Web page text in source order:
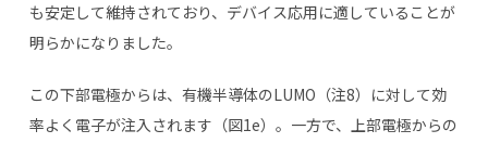
も安定して維持されており、デバイス応用に適していることが
明らかになりました。
この下部電極からは、有機半導体のLUMO （注8）に対して効
率よく電子が注入されます（図1e）。一方で、上部電極からの